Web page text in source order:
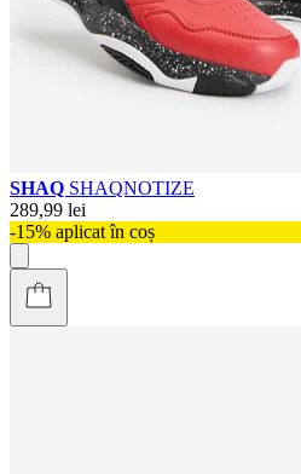
SHAQ SHAQNOTIZE
289,99 lei
-15% aplicat în coș